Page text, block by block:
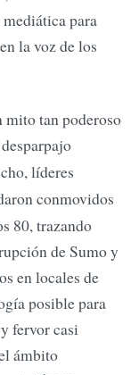
para
la voz de los
tan poderoso
líderes
conmovidos
80, trazando
de Sumo y
en locales de
posible para
fervor casi
ámbito